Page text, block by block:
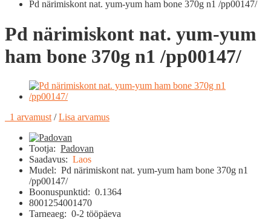
Pd närimiskont nat. yum-yum ham bone 370g n1 /pp00147/
Pd närimiskont nat. yum-yum
ham bone 370g n1 /pp00147/
1 arvamust / Lisa arvamus
Tootja: Padovan
Saadavus: Laos
Mudel: Pd närimiskont nat. yum-yum ham bone 370g n1
/pp00147/
Boonuspunktid: 0.1364
8001254001470
Tarneaeg: 0-2 tööpäeva